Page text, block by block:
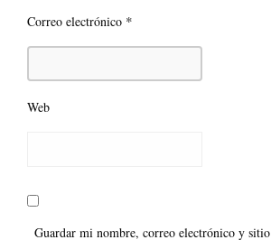
Correo electrónico *
Web
Guardar mi nombre, correo electrónico y sitio